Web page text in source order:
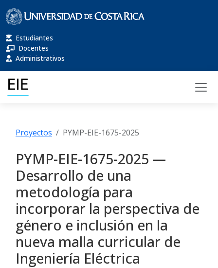
Estudiantes
Docentes
Administrativos
Proyectos PYMP-EIE-1675-2025
PYMP-EIE-1675-2025 —
Desarrollo de una
metodología para
incorporar la perspectiva de
género e inclusión en la
nueva malla curricular de
Ingeniería Eléctrica